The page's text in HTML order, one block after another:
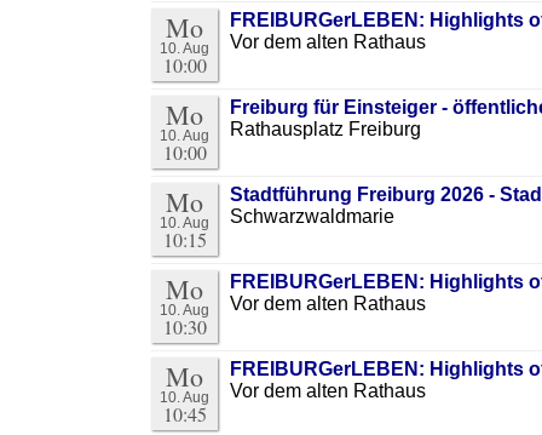
Mo
10. Aug
10:00
FREIBURGerLEBEN: Highlights
Vor dem alten Rathaus
Mo
10. Aug
10:00
Freiburg für Einsteiger -
Rathausplatz Freiburg
Mo
10. Aug
10:15
Stadtführung Freiburg 2026 -
Schwarzwaldmarie
Mo
10. Aug
10:30
FREIBURGerLEBEN: Highlights
Vor dem alten Rathaus
Mo
10. Aug
10:45
FREIBURGerLEBEN: Highlights
Vor dem alten Rathaus